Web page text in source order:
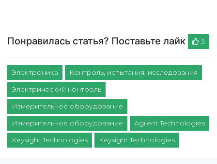
Понравилась статья? Поставьте лайк 3
Электроника
Контроль, испытания, исследования
Электрический контроль
Измерительное оборудование
Измерительное оборудование
Agilent Technologies
Keysight Technologies
Keysight Technologies